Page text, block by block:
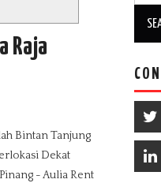
Raja
Bintan Tanjung
Dekat
- Aulia Rent